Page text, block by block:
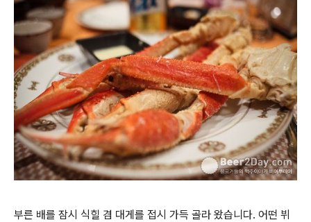
부른 배를 잠시 식힐 겸 대게를 접시 가득 골라 왔습니다. 어떤 뷔